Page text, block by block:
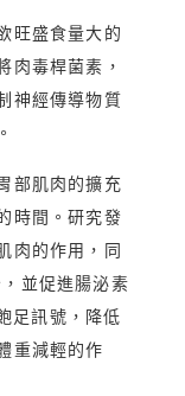
旺盛食量大的
肉毒桿菌素，
神經傳導物質
部肌肉的擴充
時間。研究發
肉的作用，同
並促進腸泌素
足訊號，降低
重減輕的作